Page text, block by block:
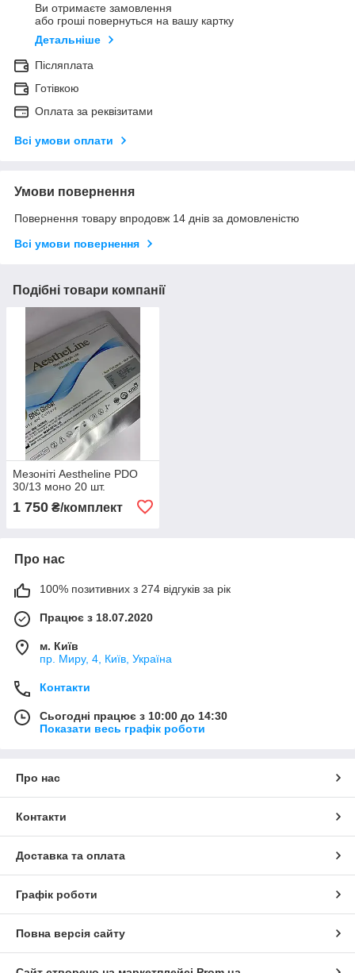
Ви отримаєте замовлення
або гроші повернуться на вашу картку
Детальніше
Післяплата
Готівкою
Оплата за реквізитами
Всі умови оплати
Умови повернення
Повернення товару впродовж 14 днів за домовленістю
Всі умови повернення
Подібні товари компанії
Мезоніті Aestheline PDO
30/13 моно 20 шт.
1 750 ₴/комплект
Про нас
100% позитивних з 274 відгуків за рік
Працює з 18.07.2020
м. Київ
пр. Миру, 4, Київ, Україна
Контакти
Сьогодні працює з 10:00 до 14:30
Показати весь графік роботи
Про нас
Контакти
Доставка та оплата
Графік роботи
Повна версія сайту